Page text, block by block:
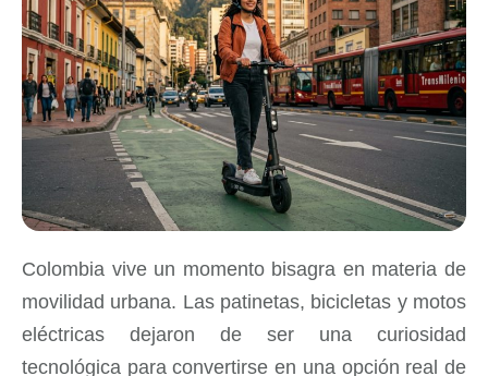
Colombia vive un momento bisagra en materia de
movilidad urbana. Las patinetas, bicicletas y motos
eléctricas dejaron de ser una curiosidad
tecnológica para convertirse en una opción real de